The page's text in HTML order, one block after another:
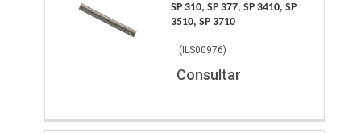
SP 310, SP 377, SP 3410, SP
3510, SP 3710
(ILS00976)
Consultar